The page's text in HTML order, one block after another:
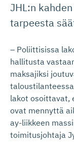
JHL:n
tarpeesta
– Poliittisissa
hallitusta
maksajiksi
lakot osoittavat,
ovat mennyttä
ay-liikkeen
toimitusjohtaja